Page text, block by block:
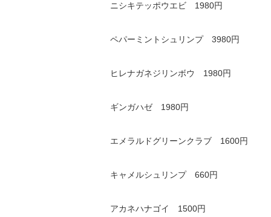
ニシキテッポウエビ 1980円
ペパーミントシュリンプ 3980円
ヒレナガネジリンボウ 1980円
ギンガハゼ 1980円
エメラルドグリーンクラブ 1600円
キャメルシュリンプ 660円
アカネハナゴイ 1500円